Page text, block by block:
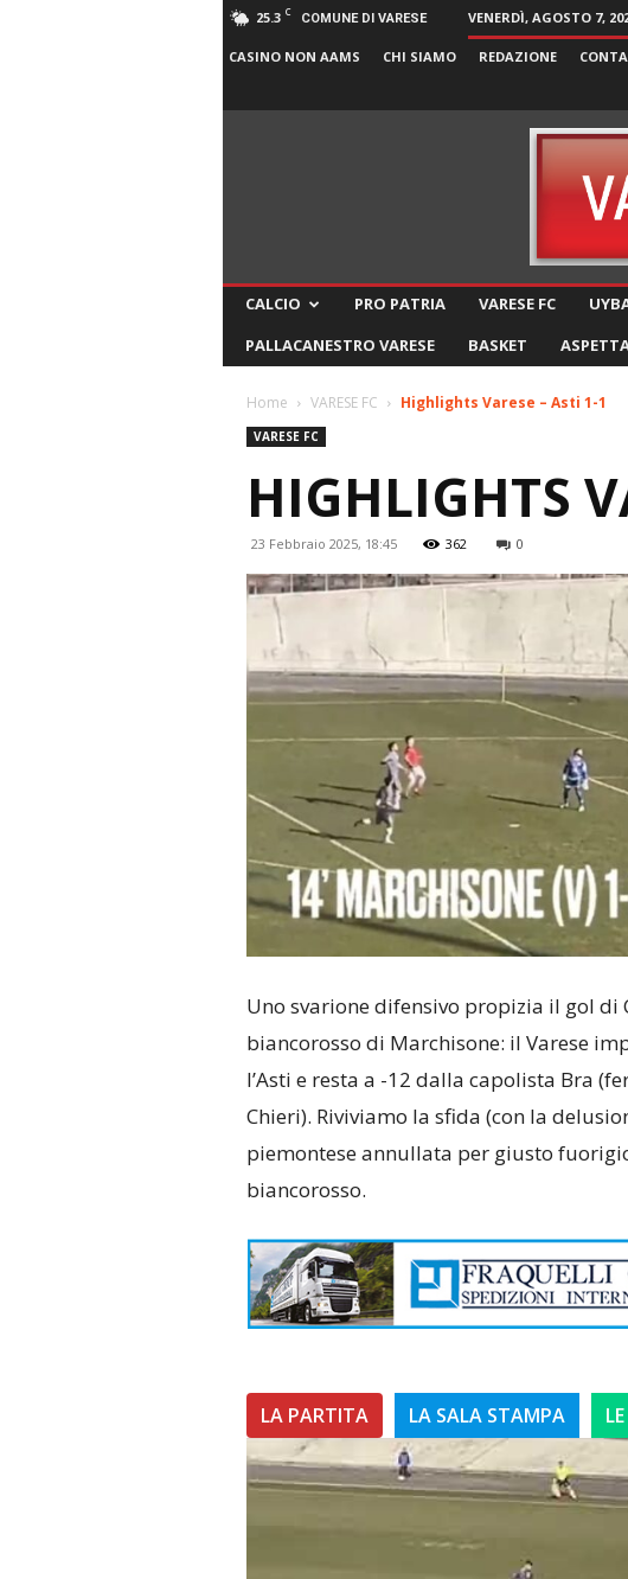
25.3 C COMUNE DI VARESE VENERDÌ, AGOSTO 7,
CASINO NON AAMS CHI SIAMO REDAZIONE
CALCIO PRO PATRIA VARESE FC
PALLACANESTRO VARESE
BASKET
Home VARESE FC Highlights Varese – Asti 1-1
VARESE FC
HIGHLIGHTS
23 Febbraio 2025, 18:45 362 0
Uno svarione difensivo propizia il gol
biancorosso di Marchisone: il Varese
l’Asti e resta a -12 dalla capolista Bra
Chieri). Riviviamo la sfida (con la
piemontese annullata per giusto
biancorosso.
LA PARTITA LA SALA STAMPA